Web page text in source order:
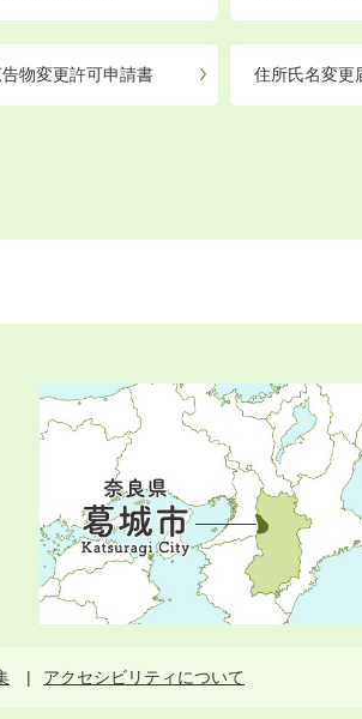
告物変更許可申請書 住所氏名変更
アクセシビリティについて